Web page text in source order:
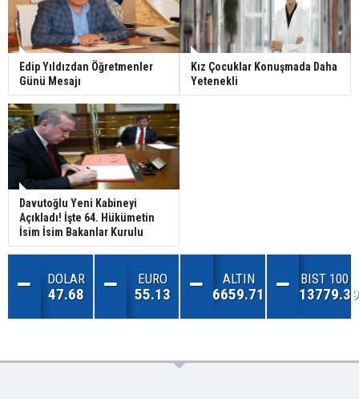
Edip Yıldızdan Öğretmenler
Günü Mesajı
Kız Çocuklar Konuşmada Daha
Yetenekli
Davutoğlu Yeni Kabineyi
Açıkladı! İşte 64. Hükümetin
İsim İsim Bakanlar Kurulu
DOLAR
47.68
EURO
55.13
ALTIN
6659.71
BIST 100
13779.39